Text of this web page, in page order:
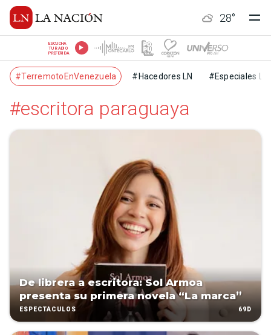
28°
ESCUCHÁ
TU RADIO
PREFERIDA
#TerremotoEnVenezuela #Hacedores LN #Especiales LN
#escritora paraguaya
De librera a escritora: Sol Armoa
presenta su primera novela “La marca”
ESPECTÁCULOS 69D